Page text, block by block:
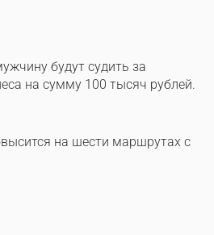
будут судить за
на сумму 100 тысяч рублей.
на шести маршрутах с